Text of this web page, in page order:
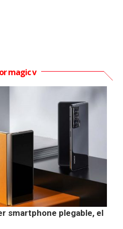
magic v
smartphone plegable, el